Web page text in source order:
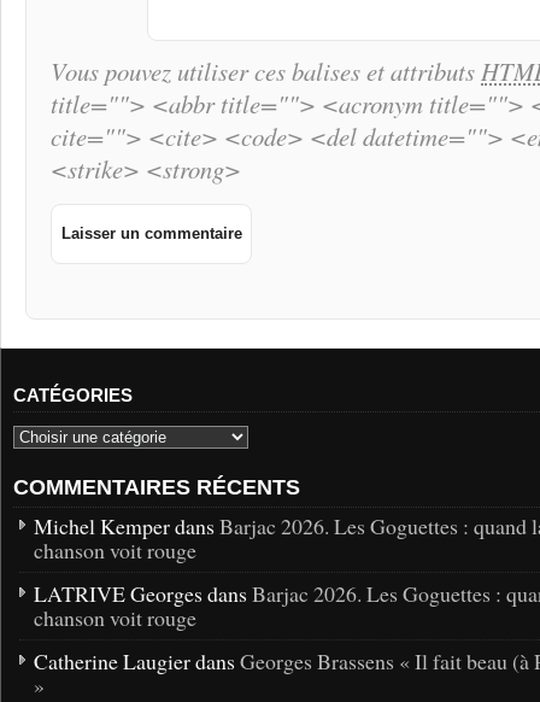
Vous pouvez utiliser ces balises et attributs
title=""> <abbr title=""> <acronym title="">
cite=""> <cite> <code> <del datetime="">
<strike> <strong>
CATÉGORIES
COMMENTAIRES RÉCENTS
Michel Kemper dans Barjac 2026. Les Goguettes : quand
chanson voit rouge
LATRIVE Georges dans Barjac 2026. Les Goguettes :
chanson voit rouge
Catherine Laugier dans Georges Brassens « Il fait beau (à
»